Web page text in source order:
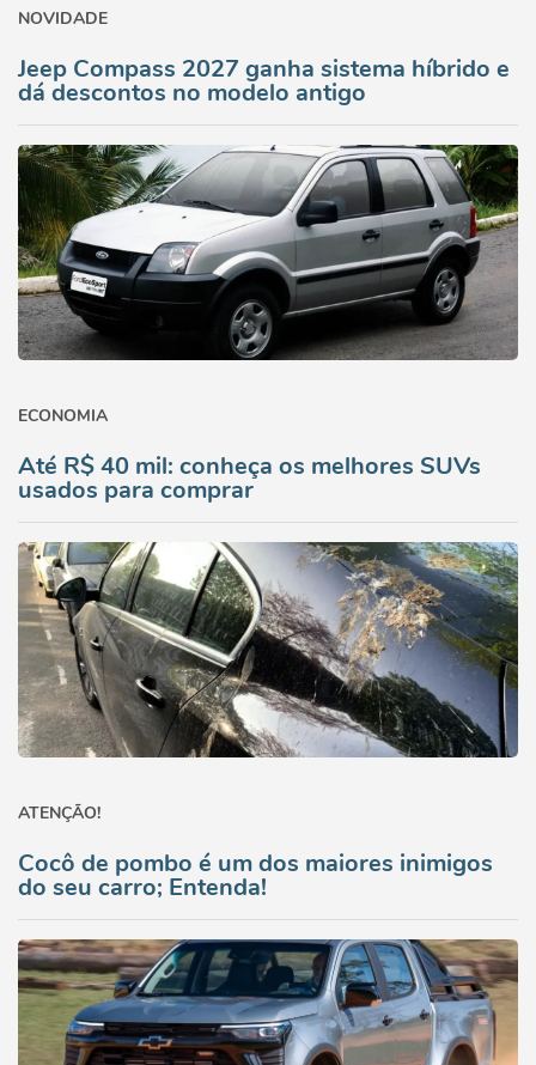
NOVIDADE
Jeep Compass 2027 ganha sistema híbrido e
dá descontos no modelo antigo
ECONOMIA
Até R$ 40 mil: conheça os melhores SUVs
usados para comprar
ATENÇÃO!
Cocô de pombo é um dos maiores inimigos
do seu carro; Entenda!